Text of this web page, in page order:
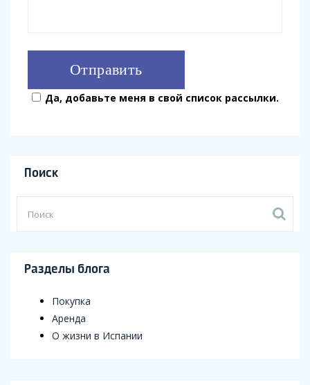
Да, добавьте меня в свой список рассылки.
Поиск
Разделы блога
Покупка
Аренда
О жизни в Испании